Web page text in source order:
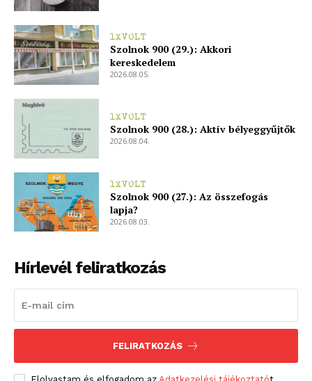
1XVOLT
Szolnok 900 (29.): Akkori
kereskedelem
2026.08.05.
1XVOLT
Szolnok 900 (28.): Aktív bélyeggyűjtők
2026.08.04.
1XVOLT
Szolnok 900 (27.): Az összefogás
lapja?
2026.08.03.
Hírlevél feliratkozás
FELIRATKOZÁS